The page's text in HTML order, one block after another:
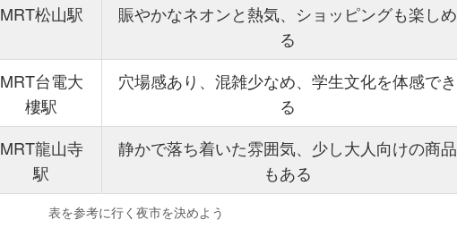
MRT松山駅
賑やかなネオンと熱気、ショッピングも楽しめ
る
MRT台電大
樓駅
穴場感あり、混雑少なめ、学生文化を体感でき
る
MRT龍山寺
駅
静かで落ち着いた雰囲気、少し大人向けの商品
もある
表を参考に行く夜市を決めよう